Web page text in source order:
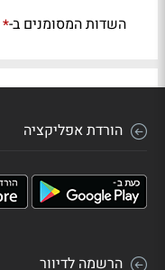
השדות המסומנים ב-*
הורדת אפליקציה
הרשמה לדיוור